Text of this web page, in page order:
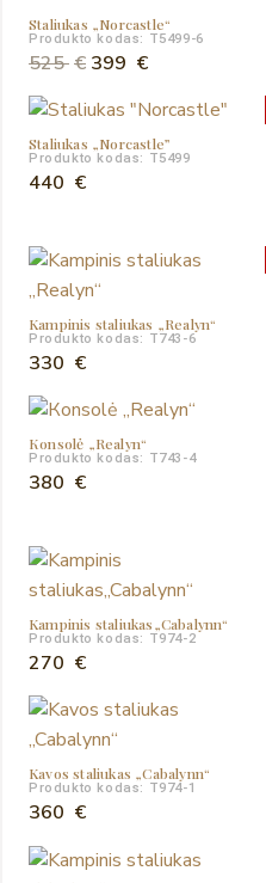
Staliukas „Norcastle“
Produkto kodas: T5499-6
525€ Original
was:
525 €.
399 €Current
is:
399 €.
Staliukas „Norcastle”
Produkto kodas: T5499
440 €
Kampinis staliukas „Realyn“
Produkto kodas: T743-6
330 €
Кonsolė „Realyn“
Produkto kodas: T743-4
380 €
Kampinis staliukas„Cabalynn“
Produkto kodas: T974-2
270 €
Kavos staliukas „Cabalynn“
Produkto kodas: T974-1
360 €